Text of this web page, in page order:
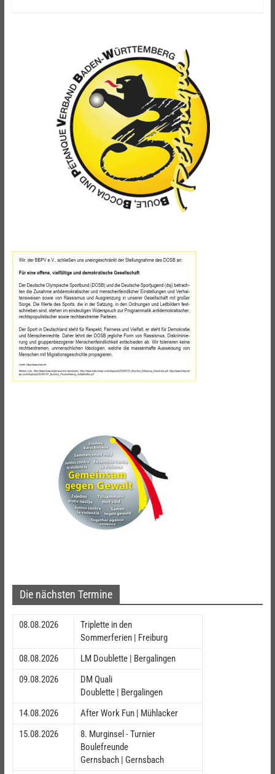
Die nächsten Termine
08.08.2026
Triplette in den
Sommerferien | Freiburg
08.08.2026
LM Doublette | Bergalingen
09.08.2026
DM Quali
Doublette | Bergalingen
14.08.2026
After Work Fun | Mühlacker
15.08.2026
8. Murginsel - Turnier
Boulefreunde
Gernsbach | Gernsbach